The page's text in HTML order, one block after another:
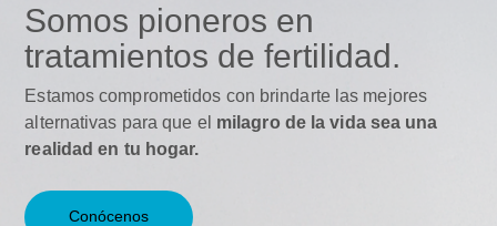
Somos pioneros en
tratamientos de fertilidad.
Estamos comprometidos con brindarte las mejores
alternativas para que el milagro de la vida sea una
realidad en tu hogar.
Conócenos